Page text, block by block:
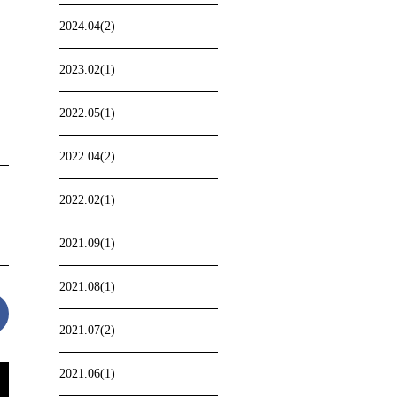
2024.04(2)
2023.02(1)
2022.05(1)
2022.04(2)
2022.02(1)
2021.09(1)
2021.08(1)
2021.07(2)
2021.06(1)